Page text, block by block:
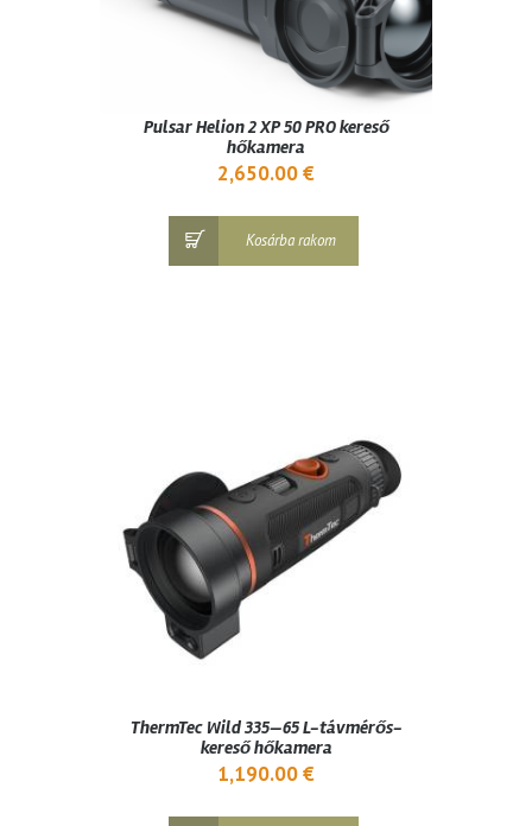
Pulsar Helion 2 XP 50 PRO kereső
hőkamera
2,650.00€
Kosárba rakom
ThermTec Wild 335—65 L-távmérős-
kereső hőkamera
1,190.00€